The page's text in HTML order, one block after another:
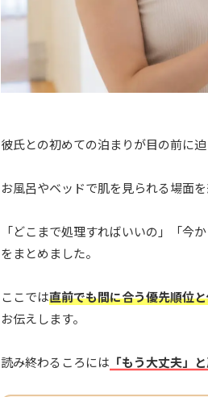
彼氏との初めての泊まりが目の前に
お風呂やベッドで肌を見られる場面
「どこまで処理すればいいの」「今
をまとめました。
ここでは直前でも間に合う優先順位
お伝えします。
読み終わるころには 「もう大丈夫」